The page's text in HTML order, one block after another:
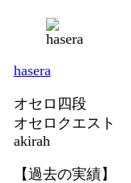
hasera
オセロ四段
オセロクエスト
akirah
【過去の実績】